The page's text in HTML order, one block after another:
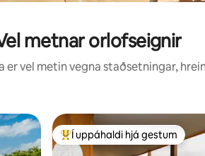
metnar orlofseignir
er vel metin vegna staðsetningar,
Í mestu uppáhaldi hjá gestum
Í uppáhaldi hjá gestum